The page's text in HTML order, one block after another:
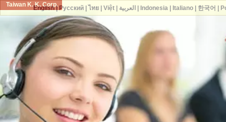
Taiwan K. K. Corp.
English| Русский| ไทย| Việt| العربية Indonesia| Italiano| 한국어